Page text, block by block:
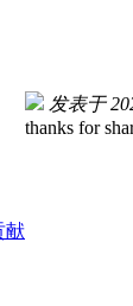
发表于
thanks for